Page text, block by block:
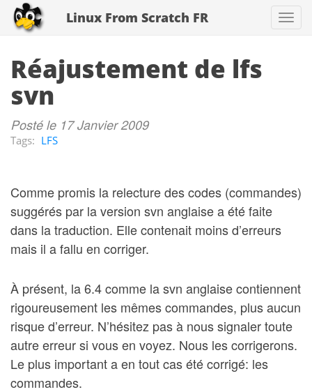
Linux From Scratch FR
Réajustement de lfs
svn
Posté le 17 Janvier 2009
Tags: LFS
Comme promis la relecture des codes (commandes)
suggérés par la version svn anglaise a été faite
dans la traduction. Elle contenait moins d’erreurs
mais il a fallu en corriger.
À présent, la 6.4 comme la svn anglaise contiennent
rigoureusement les mêmes commandes, plus aucun
risque d’erreur. N’hésitez pas à nous signaler toute
autre erreur si vous en voyez. Nous les corrigerons.
Le plus important a en tout cas été corrigé: les
commandes.